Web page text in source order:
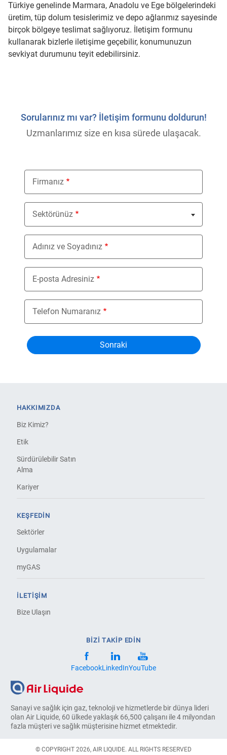
Türkiye genelinde Marmara, Anadolu ve Ege bölgelerindeki
üretim, tüp dolum tesislerimiz ve depo ağlarımız sayesinde
birçok bölgeye teslimat sağlıyoruz. İletişim formunu
kullanarak bizlerle iletişime geçebilir, konumunuzun
sevkiyat durumunu teyit edebilirsiniz.
Sorularınız mı var? İletişim formunu doldurun!
Uzmanlarımız size en kısa sürede ulaşacak.
Firmanız
Sektörünüz
Nothing selected
Adınız ve Soyadınız
E-posta Adresiniz
Telefon Numaranız
Sanayi ve sağlık için gaz, teknoloji ve hizmetlerde bir dünya lideri
olan Air Liquide, 60 ülkede yaklaşık 66,500 çalışanı ile 4 milyondan
fazla müşteri ve sağlık müşterisine hizmet etmektedir.
HAKKIMIZDA
Biz Kimiz?
Etik
Sürdürülebilir Satın
Alma
Kariyer
KEŞFEDIN
Sektörler
Uygulamalar
myGAS
İLETIŞIM
Bize Ulaşın
BİZİ TAKİP EDİN
FacebookLinkedInYouTube
© COPYRIGHT 2026, AIR LIQUIDE. ALL RIGHTS RESERVED